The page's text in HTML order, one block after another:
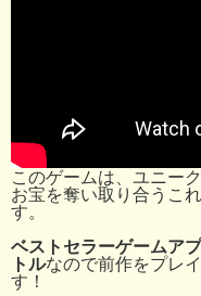
このゲームは、ユニー
お宝を奪い取り合うこ
す。
ベストセラーゲームア
トルなので前作をプレ
す！